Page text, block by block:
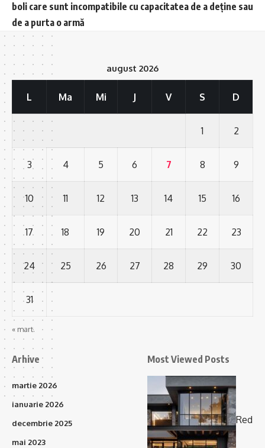
boli care sunt incompatibile cu capacitatea de a deține sau
de a purta o armă
august 2026
L Ma Mi J V S D
1 2
3 4 5 6 7 8 9
10 11 12 13 14 15 16
17 18 19 20 21 22 23
24 25 26 27 28 29 30
31
« mart.
Arhive
martie 2026
ianuarie 2026
decembrie 2025
mai 2023
Most Viewed Posts
Red